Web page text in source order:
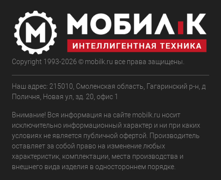
Copyright 1993-2026 © mobilk.ru все права защищены.
Наш адрес: 215010, Смоленская область, Гагаринский р-н, д
Поличня, Новая ул, зд. 20, офис 1
Внимание! Вся информация на сайте mobilk.ru носит
исключительно информационный характер и ни при каких
условиях не является публичной офертой. Производитель
оставляет за собой право на изменение любых
характеристик, комплектации, места производства и
внешнего вида изделия в одностороннем порядке.